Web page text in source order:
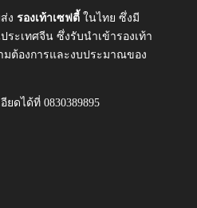
ง รองเท้าเซฟตี้ ในไทย ซึ่งมี
ระเทศจีน ซึ่งรับนำเข้ารองเท้า
ต้องการและงบประมาณของ
ดได้ที่ 0830389895